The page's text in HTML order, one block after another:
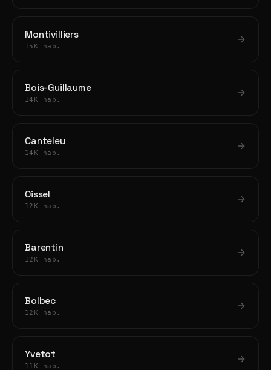
Montivilliers
15K hab.
Bois-Guillaume
14K hab.
Canteleu
14K hab.
Oissel
12K hab.
Barentin
12K hab.
Bolbec
12K hab.
Yvetot
11K hab.